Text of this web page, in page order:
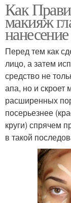
Как
макияж
Перед тем как
лицо, а затем
средство не
апа, но и скроет
расширенных
посерьезнее
круги) спрячем
в такой